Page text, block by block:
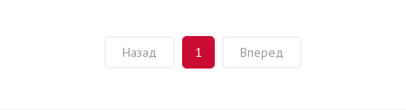
Назад 1 Вперед